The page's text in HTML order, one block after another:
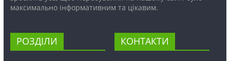
максимально інформативним та цікавим.
РОЗДІЛИ КОНТАКТИ